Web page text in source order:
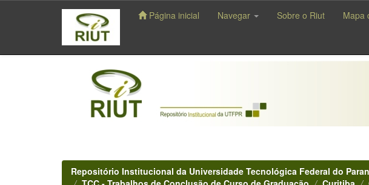
navigation
Página inicial Navegar Sobre o Riut Mapa
Repositório Institucional da Universidade Tecnológica Federal do